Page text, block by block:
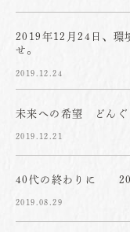
2019年12月24日、環
せ。
2019.12.24
未来への希望 どんぐ
2019.12.21
40代の終わりに
2019.08.29